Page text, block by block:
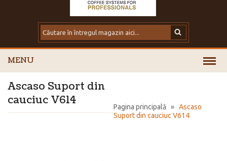
MENU
Pagina principală » Ascaso
Suport din cauciuc V614
Ascaso Suport din
cauciuc V614